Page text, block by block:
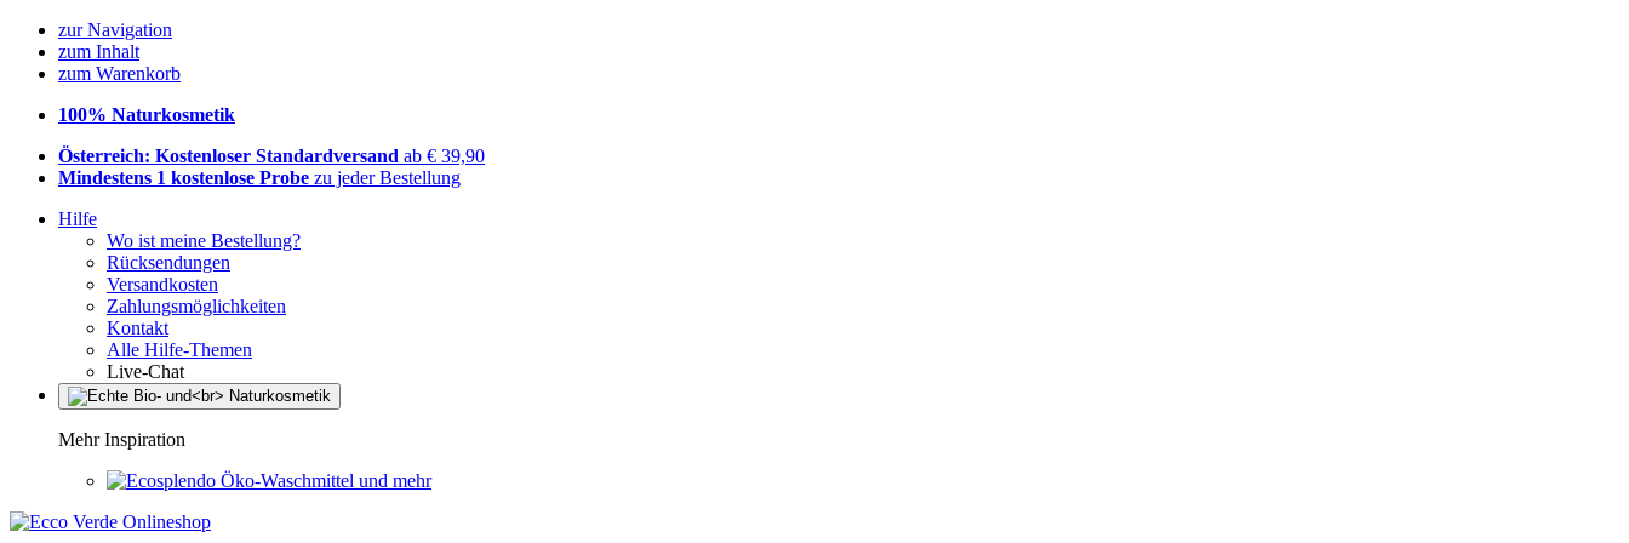
zur Navigation
zum Inhalt
zum Warenkorb
100% Naturkosmetik
Österreich: Kostenloser Standardversand ab € 39,90
Mindestens 1 kostenlose Probe zu jeder Bestellung
Hilfe
Wo ist meine Bestellung?
Rücksendungen
Versandkosten
Zahlungsmöglichkeiten
Kontakt
Alle Hilfe-Themen
Live-Chat
Mehr Inspiration
Öko-Waschmittel und mehr